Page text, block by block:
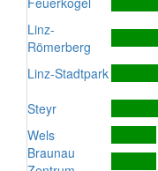
Linz-
Römerberg
Linz-Stadtpark
Steyr
Wels
Braunau